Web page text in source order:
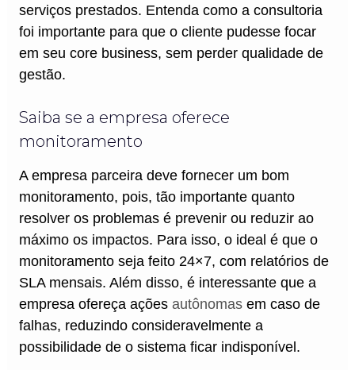
serviços prestados. Entenda como a consultoria
foi importante para que o cliente pudesse focar
em seu core business, sem perder qualidade de
gestão.
Saiba se a empresa oferece
monitoramento
A empresa parceira deve fornecer um bom
monitoramento, pois, tão importante quanto
resolver os problemas é prevenir ou reduzir ao
máximo os impactos. Para isso, o ideal é que o
monitoramento seja feito 24×7, com relatórios de
SLA mensais. Além disso, é interessante que a
empresa ofereça ações autônomasem caso de
falhas, reduzindo consideravelmente a
possibilidade de o sistema ficar indisponível.